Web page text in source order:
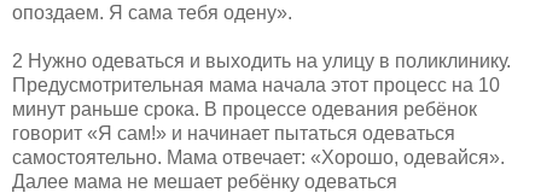
опоздаем. Я сама тебя одену».
2 Нужно одеваться и выходить на улицу в поликлинику.
Предусмотрительная мама начала этот процесс на 10
минут раньше срока. В процессе одевания ребёнок
говорит «Я сам!» и начинает пытаться одеваться
самостоятельно. Мама отвечает: «Хорошо, одевайся».
Далее мама не мешает ребёнку одеваться